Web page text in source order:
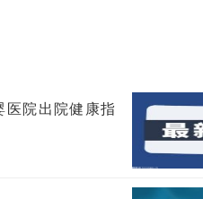
院出院健康指